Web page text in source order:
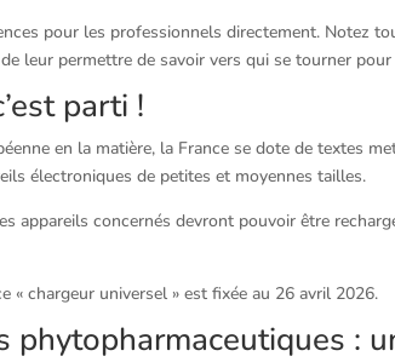
pour les professionnels directement. Notez
leur permettre de savoir vers qui se tourner
parti !
en la matière, la France se dote de textes
électroniques de petites et moyennes tailles.
appareils concernés devront pouvoir être
« chargeur universel » est fixée au 26 avril 2026.
: